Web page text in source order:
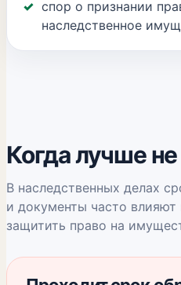
спор о признании
наследственное
Когда лучше не
В наследственных делах
и документы часто
защитить право на